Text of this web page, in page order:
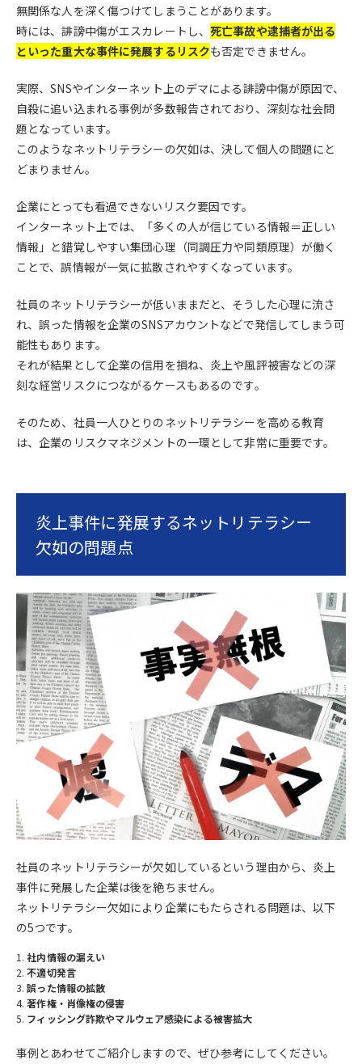
無関係な人を深く傷つけてしまうことがあります。
時には、誹謗中傷がエスカレートし、死亡事故や逮捕者が出る
といった重大な事件に発展するリスクも否定できません。
実際、SNSやインターネット上のデマによる誹謗中傷が原因で、
自殺に追い込まれる事例が多数報告されており、深刻な社会問
題となっています。
このようなネットリテラシーの欠如は、決して個人の問題にと
どまりません。
企業にとっても看過できないリスク要因です。
インターネット上では、「多くの人が信じている情報＝正しい
情報」と錯覚しやすい集団心理（同調圧力や同類原理）が働く
ことで、誤情報が一気に拡散されやすくなっています。
社員のネットリテラシーが低いままだと、そうした心理に流さ
れ、誤った情報を企業のSNSアカウントなどで発信してしまう可
能性もあります。
それが結果として企業の信用を損ね、炎上や風評被害などの深
刻な経営リスクにつながるケースもあるのです。
そのため、社員一人ひとりのネットリテラシーを高める教育
は、企業のリスクマネジメントの一環として非常に重要です。
炎上事件に発展するネットリテラシー
欠如の問題点
社員のネットリテラシーが欠如しているという理由から、炎上
事件に発展した企業は後を絶ちません。
ネットリテラシー欠如により企業にもたらされる問題は、以下
の5つです。
社内情報の漏えい
不適切発言
誤った情報の拡散
著作権・肖像権の侵害
フィッシング詐欺やマルウェア感染による被害拡大
事例とあわせてご紹介しますので、ぜひ参考にしてください。